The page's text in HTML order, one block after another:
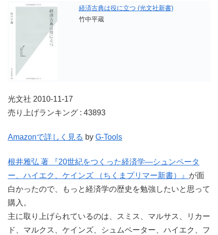
経済古典は役に立つ (光文社新書)
竹中平蔵
光文社 2010-11-17
売り上げランキング : 43893
Amazonで詳しく見る by G-Tools
根井雅弘 著 『20世紀をつくった経済学―シュンペータ
ー、ハイエク、ケインズ （ちくまプリマー新書）』 が面
白かったので、もっと経済学の歴史を勉強したいと思って
購入。
主に取り上げられているのは、スミス、マルサス、リカー
ド、マルクス、ケインズ、シュムペーター、ハイエク、フ